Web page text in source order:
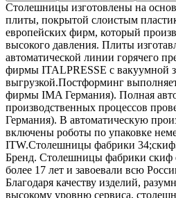
Столешницы изготовлены на
плиты, покрытой слоистым
европейских фирм, который
высокого давления. Плиты
автоматической линии горячего
фирмы ITALPRESSE с вакуумной
выгрузкой.Постформинг
фирмы IMA Германия). Полная
производственных процессов
Германия). В автоматическую
включены роботы по упаковке
ITW.Столешницы фабрики
Бренд. Столешницы фабрики скиф
более 17 лет и завоевали всю
Благодаря качеству изделий,
высокому уровню сервиса,